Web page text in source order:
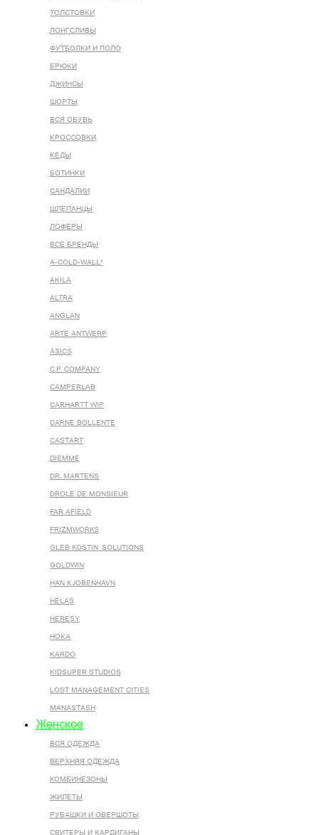
ТОЛСТОВКИ
ЛОНГСЛИВЫ
ФУТБОЛКИ И ПОЛО
БРЮКИ
ДЖИНСЫ
ШОРТЫ
ВСЯ ОБУВЬ
КРОССОВКИ
КЕДЫ
БОТИНКИ
САНДАЛИИ
ШЛЕПАНЦЫ
ЛОФЕРЫ
ВСЕ БРЕНДЫ
A-COLD-WALL*
AKILA
ALTRA
ANGLAN
ARTE ANTWERP
ASICS
C.P. COMPANY
CAMPERLAB
CARHARTT WIP
CARNE BOLLENTE
CASTART
DIEMME
DR. MARTENS
DROLE DE MONSIEUR
FAR AFIELD
FRIZMWORKS
GLEB KOSTIN .SOLUTIONS
GOLDWIN
HAN KJOBENHAVN
HELAS
HERESY
HOKA
KARDO
KIDSUPER STUDIOS
LOST MANAGEMENT CITIES
MANASTASH
Женское
ВСЯ ОДЕЖДА
ВЕРХНЯЯ ОДЕЖДА
КОМБИНЕЗОНЫ
ЖИЛЕТЫ
РУБАШКИ И ОВЕРШОТЫ
СВИТЕРЫ И КАРДИГАНЫ